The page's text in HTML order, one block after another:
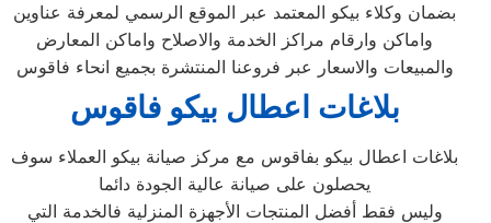
بضمان وكلاء بيكو المعتمد عبر الموقع الرسمي لمعرفة عناوين
واماكن وارقام مراكز الخدمة والاصلاح واماكن المعارض
والمبيعات والاسعار عبر فروعنا المنتشرة بجميع انحاء فاقوس
بلاغات اعطال بيكو فاقوس
بلاغات اعطال بيكو بفاقوس مع مركز صيانة بيكو العملاء سوف
يحصلون على صيانة عالية الجودة دائما
وليس فقط أفضل المنتجات الأجهزة المنزلية فالخدمة التي